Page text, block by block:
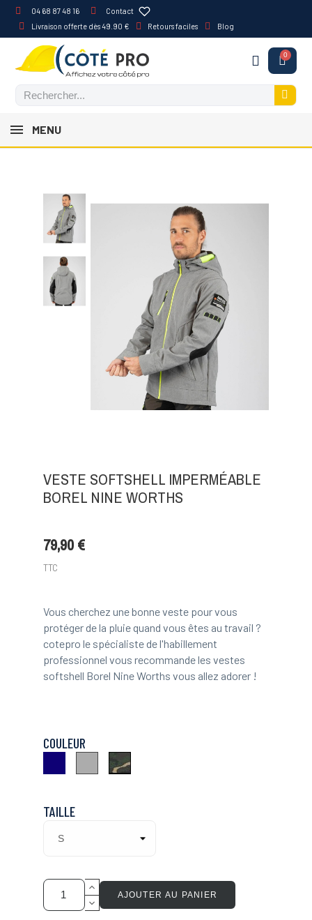
04 68 87 48 16
Contact
Livraison offerte dès 49.90 €
Retours faciles Blog
MENU
VESTE SOFTSHELL IMPERMÉABLE
BOREL NINE WORTHS
79,90 €
TTC
Vous cherchez une bonne veste pour vous
protéger de la pluie quand vous êtes au travail ?
cotepro le spécialiste de l'habillement
professionnel vous recommande les vestes
softshell Borel Nine Worths vous allez adorer !
COULEUR
Camouflage
Kaki
TAILLE
AJOUTER AU PANIER